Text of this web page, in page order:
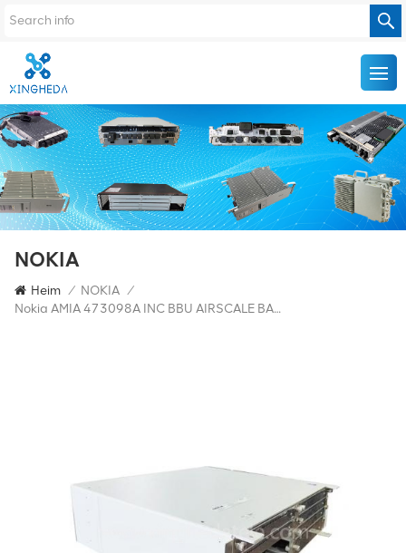
NOKIA
Heim / NOKIA /
Nokia AMIA 473098A INC BBU AIRSCALE BASISSTATION